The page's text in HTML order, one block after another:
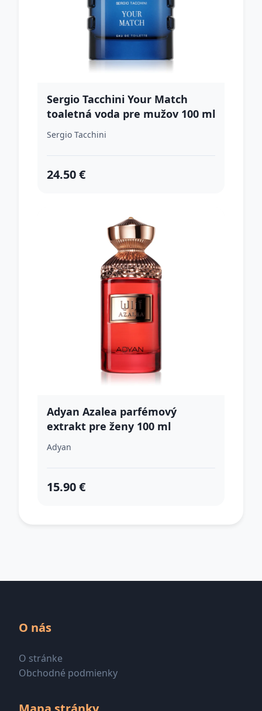
Sergio Tacchini Your Match
toaletná voda pre mužov 100 ml
Sergio Tacchini
24.50 €
Adyan Azalea parfémový
extrakt pre ženy 100 ml
Adyan
15.90 €
O nás
O stránke
Obchodné podmienky